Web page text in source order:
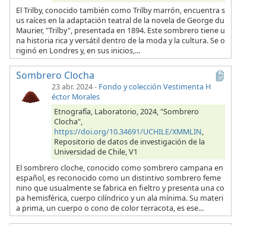
El Trilby, conocido también como Trilby marrón, encuentra s
us raíces en la adaptación teatral de la novela de George du
Maurier, "Trilby", presentada en 1894. Este sombrero tiene u
na historia rica y versátil dentro de la moda y la cultura. Se o
riginó en Londres y, en sus inicios,...
Sombrero Clocha
23 abr. 2024- Fondo y colección Vestimenta H
éctor Morales
Etnografía, Laboratorio, 2024, "Sombrero
Clocha",
https://doi.org/10.34691/UCHILE/XMMLIN,
Repositorio de datos de investigación de la
Universidad de Chile, V1
El sombrero cloche, conocido como sombrero campana en
español, es reconocido como un distintivo sombrero feme
nino que usualmente se fabrica en fieltro y presenta una co
pa hemisférica, cuerpo cilíndrico y un ala mínima. Su materi
a prima, un cuerpo o cono de color terracota, es ese...